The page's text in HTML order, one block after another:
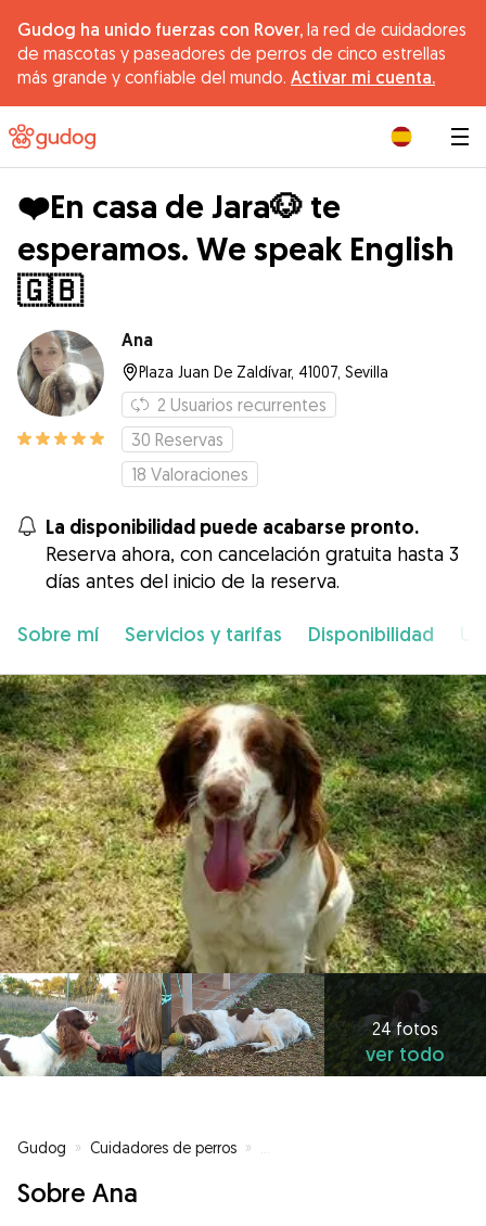
Gudog ha unido fuerzas con Rover, la red de cuidadores
de mascotas y paseadores de perros de cinco estrellas
más grande y confiable del mundo. Activar mi cuenta.
❤️En casa de Jara🐶 te
esperamos. We speak English
🇬🇧
Ana
Plaza Juan De Zaldívar, 41007, Sevilla
2 Usuarios recurrentes
30 Reservas
18 Valoraciones
La disponibilidad puede acabarse pronto.
Reserva ahora, con cancelación gratuita hasta 3
días antes del inicio de la reserva.
Sobre mí Servicios y tarifas Disponibilidad
24 fotos
ver todo
Gudog » Cuidadores de perros »
Sobre Ana